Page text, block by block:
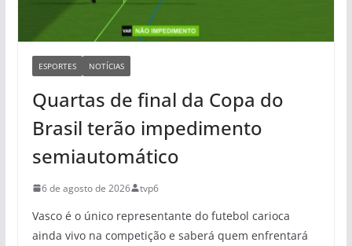
ESPORTES NOTÍCIAS
Quartas de final da Copa do
Brasil terão impedimento
semiautomático
6 de agosto de 2026 tvp6
Vasco é o único representante do futebol carioca
ainda vivo na competição e saberá quem enfrentará